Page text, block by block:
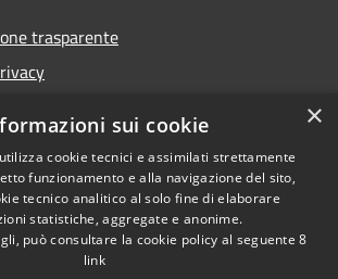
trasparente
di accessibilità
Copyright © 2026 • Comune di
×
sui cookie
cookie tecnici e assimilati strettamente
funzionamento e alla navigazione del sito,
tecnico analitico al solo fine di elaborare
statistiche, aggregate e anonime.
può consultare la cookie policy al seguente8
link